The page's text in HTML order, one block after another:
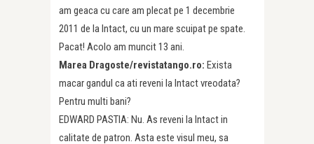
am geaca cu care am plecat pe 1 decembrie
2011 de la Intact, cu un mare scuipat pe spate.
Pacat! Acolo am muncit 13 ani.
Marea Dragoste/revistatango.ro: Exista
macar gandul ca ati reveni la Intact vreodata?
Pentru multi bani?
EDWARD PASTIA: Nu. As reveni la Intact in
calitate de patron. Asta este visul meu, sa